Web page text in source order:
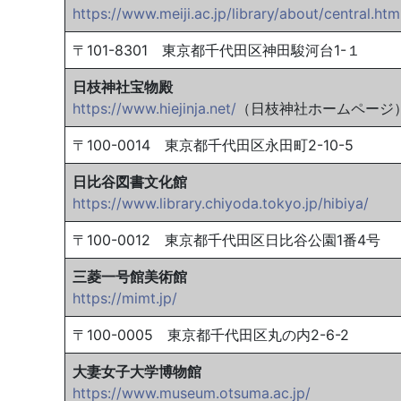
https://www.meiji.ac.jp/library/about/
〒101-8301 東京都千代田区神田駿河台1-１
日枝神社宝物殿
https://www.hiejinja.net/ （日枝神社ホームページ
〒100-0014 東京都千代田区永田町2-10-5
日比谷図書文化館
https://www.library.chiyoda.tokyo.jp/hibiya/
〒100-0012 東京都千代田区日比谷公園1番4号
三菱一号館美術館
https://mimt.jp/
〒100-0005 東京都千代田区丸の内2-6-2
大妻女子大学博物館
https://www.museum.otsuma.ac.jp/